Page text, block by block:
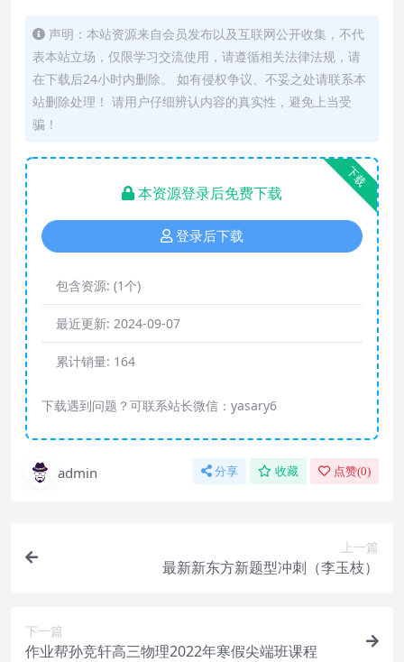
声明：本站资源来自会员发布以及互联网公开收集，不代
表本站立场，仅限学习交流使用，请遵循相关法律法规，请
在下载后24小时内删除。 如有侵权争议、不妥之处请联系本
站删除处理！ 请用户仔细辨认内容的真实性，避免上当受
骗！
下载
本资源登录后免费下载
登录后下载
包含资源: (1个)
最近更新: 2024-09-07
累计销量: 164
下载遇到问题？可联系站长微信：yasary6
admin 分享 收藏 点赞(0)
上一篇
最新新东方新题型冲刺（李玉枝）
下一篇
作业帮孙竞轩高三物理2022年寒假尖端班课程